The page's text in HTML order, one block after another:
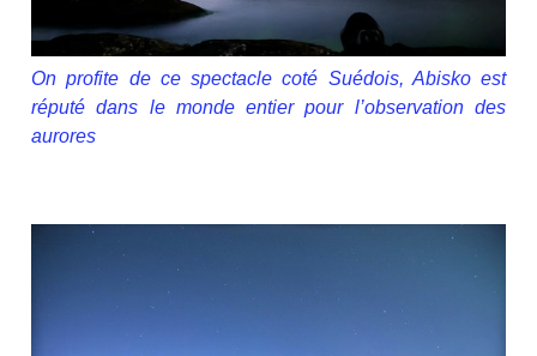
On profite de ce spectacle coté Suédois, Abisko est
réputé dans le monde entier pour l’observation des
aurores